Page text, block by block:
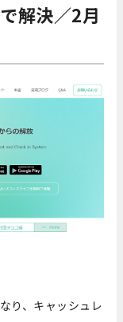
解決／2月
り、キャッシュレ